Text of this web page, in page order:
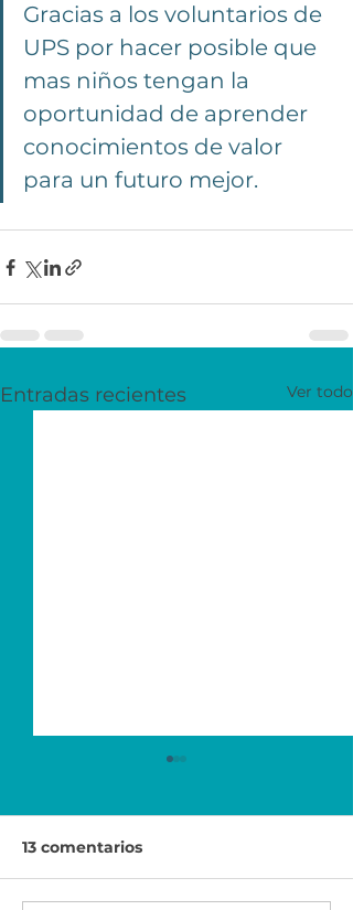
Gracias a los voluntarios de
UPS por hacer posible que
mas niños tengan la
oportunidad de aprender
conocimientos de valor
para un futuro mejor.
Entradas recientes Ver todo
13 comentarios